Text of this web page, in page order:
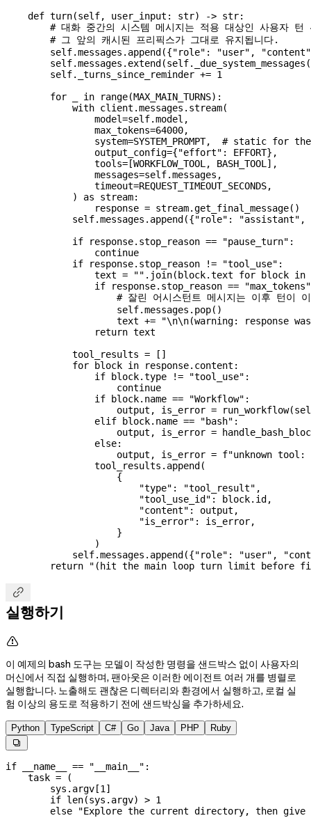
    def
turn(self, user_input : str) -> str:
# 대화 중간의 시스템 메시지는 적용 대상인 사용자 턴
        # 그 앞의 캐시된 프리픽스가 그대로 유지됩니다.
        self
.messages.append({"role" : "user" ,
"content"
        self
.messages.extend(self
        self
._turns_since_reminder += 1
        for
in range(MAX_MAIN_TURNS):
            with
client.messages.stream(
                model
=self.model,
                max_tokens
=64000,
                system
=SYSTEM_PROMPT, # static for the
                output_config
={"effort" : EFFORT},
                tools
=[WORKFLOW_TOOL , BASH_TOOL ],
                messages
=self.messages,
                timeout
=REQUEST_TIMEOUT_SECONDS,
            )
as stream:
                response
= stream.get_final_message()
            self
.messages.append({"role" : "assistant" ,
            if
response.stop_reason == "pause_turn" :
                continue
            if
response.stop_reason != "tool_use" :
                text
= "" .join(block.text for block in
                if
response.stop_reason == "max_tokens"
# 잘린 어시스턴트 메시지는 이후 턴이
                    self
.messages.pop()
                    text
+= "\n\n(warning: response
                return
text
            tool_results
= []
            for
block in response.content:
                if
block.type != "tool_use" :
                    continue
                if
block.name == "Workflow" :
                    output, is_error
= run_workflow(
                elif
block.name == "bash" :
                    output, is_error
=
                else
:
                    output, is_error
= f"unknown tool:
                tool_results.append(
                    {
                        "type"
: "tool_result" ,
                        "tool_use_id"
: block.id,
                        "content"
: output,
                        "is_error"
: is_error,
                    }
                )
            self
.messages.append({"role" : "user" ,
        return
"(hit the main loop turn limit before

실행하기

이 예제의 bash 도구는 모델이 작성한 명령을 샌드박스 없이 사용자의
머신에서 직접 실행하며, 팬아웃은 이러한 에이전트 여러 개를 병렬로
실행합니다. 노출해도 괜찮은 디렉터리와 환경에서 실행하고, 로컬 실
험 이상의 용도로 적용하기 전에 샌드박싱을 추가하세요.
Python TypeScript C# Go Java PHP Ruby

if __name__ == "__main__" :
    task
= (
        sys.argv[
1]
        if
len(sys.argv) > 1
        else
"Explore the current directory, then